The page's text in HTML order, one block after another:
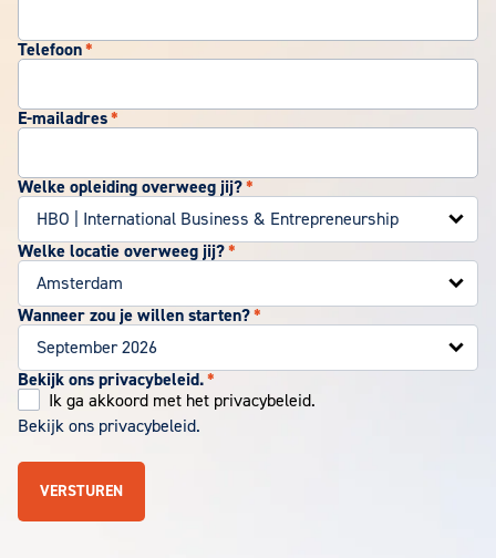
Telefoon*
E-mailadres*
Welke opleiding overweeg jij?*
Welke locatie overweeg jij?*
Wanneer zou je willen starten?*
Bekijk ons privacybeleid.*
Ik ga akkoord met het privacybeleid.
Bekijk ons privacybeleid.